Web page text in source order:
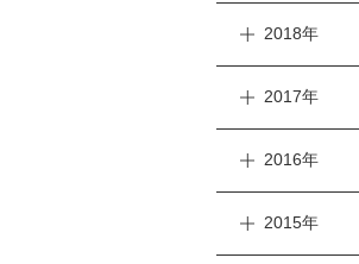
2018年
2017年
2016年
2015年